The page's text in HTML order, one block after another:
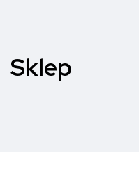
Sklep